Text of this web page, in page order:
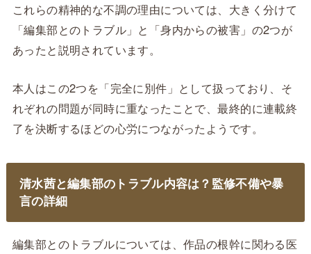
これらの精神的な不調の理由については、大きく分けて
「編集部とのトラブル」と「身内からの被害」の2つが
あったと説明されています。
本人はこの2つを「完全に別件」として扱っており、そ
れぞれの問題が同時に重なったことで、最終的に連載終
了を決断するほどの心労につながったようです。
清水茜と編集部のトラブル内容は？監修不備や暴
言の詳細
編集部とのトラブルについては、作品の根幹に関わる医